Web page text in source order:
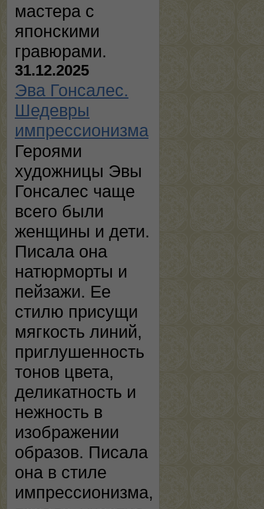
мастера с
японскими
гравюрами.
31.12.2025
Эва Гонсалес.
Шедевры
импрессионизма
Героями
художницы Эвы
Гонсалес чаще
всего были
женщины и дети.
Писала она
натюрморты и
пейзажи. Ее
стилю присущи
мягкость линий,
приглушенность
тонов цвета,
деликатность и
нежность в
изображении
образов. Писала
она в стиле
импрессионизма,